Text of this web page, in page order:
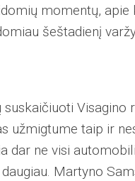
momentų, apie
šeštadienį
Visagino
užmigtume taip ir
dar ne visi
Martyno